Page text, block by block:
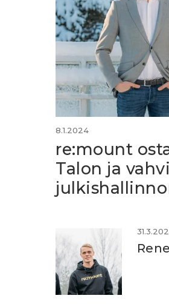
8.1.2024
re:mount
Talon ja